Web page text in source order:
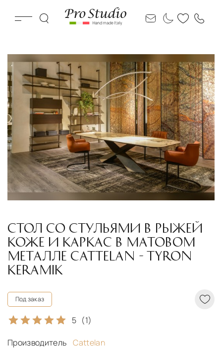
СТОЛ СО СТУЛЬЯМИ В РЫЖЕЙ
КОЖЕ И КАРКАС В МАТОВОМ
МЕТАЛЛЕ CATTELAN - TYRON
KERAMIK
Под заказ
5 (1)
Производитель
Cattelan